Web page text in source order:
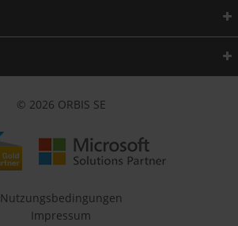
© 2026 ORBIS SE
Nutzungsbedingungen
Impressum